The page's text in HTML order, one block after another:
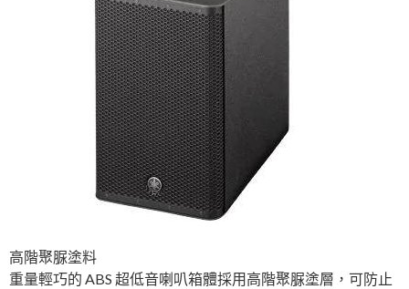
高階聚脲塗料
重量輕巧的 ABS 超低音喇叭箱體採用高階聚脲塗層，可防止